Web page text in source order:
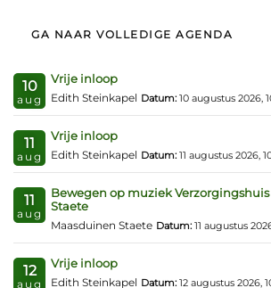
GA NAAR VOLLEDIGE AGENDA
10
aug
Vrije inloop
Edith Steinkapel Datum: 10 augustus 2026,
11
aug
Vrije inloop
Edith Steinkapel Datum: 11 augustus 2026,
11
aug
Bewegen op muziek
Staete
Maasduinen Staete Datum: 11 augustus
12
aug
Vrije inloop
Edith Steinkapel Datum: 12 augustus 2026,